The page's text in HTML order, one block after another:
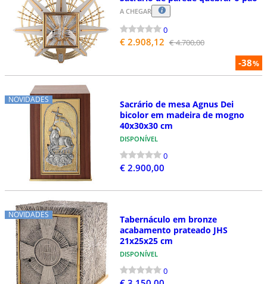
-38%
A CHEGAR
0
€ 2.908,12 € 4.700,00
NOVIDADES
Sacrário de mesa Agnus Dei
bicolor em madeira de mogno
40x30x30 cm
DISPONÍVEL
0
€ 2.900,00
NOVIDADES
Tabernáculo em bronze
acabamento prateado JHS
21x25x25 cm
DISPONÍVEL
0